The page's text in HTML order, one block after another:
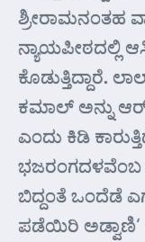
ಶ್ರೀರಾಮನಂತಹ
ನ್ಯಾಯಪೀಠದಲ್ಲಿ
ಕೊಡುತ್ತಿದ್ದಾರೆ.
ಕಮಾಲ್ ಅನ್ನು
ಎಂದು ಕಿಡಿ
ಭಜರಂಗದಳವೆಂಬ
ಬಿದ್ದಂತೆ ಒಂದೆಡೆ
ಪಡೆಯಿರಿ